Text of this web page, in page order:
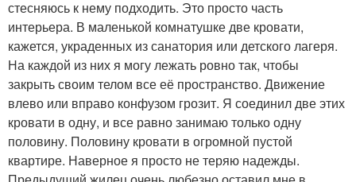
стесняюсь к нему подходить. Это просто часть
интерьера. В маленькой комнатушке две кровати,
кажется, украденных из санатория или детского лагеря.
На каждой из них я могу лежать ровно так, чтобы
закрыть своим телом все её пространство. Движение
влево или вправо конфузом грозит. Я соединил две этих
кровати в одну, и все равно занимаю только одну
половину. Половину кровати в огромной пустой
квартире. Наверное я просто не теряю надежды.